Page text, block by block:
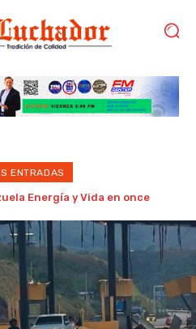
ENTRADAS
a su madre de 87 años en